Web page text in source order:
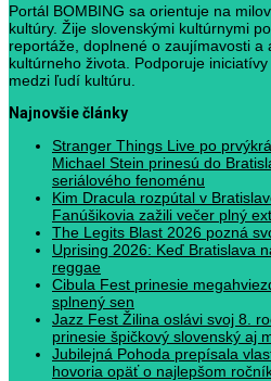
Portál BOMBING sa orientuje na
kultúry. Žije slovenskými kultúrnymi
reportáže, doplnené o zaujímavosti a
kultúrneho života. Podporuje
medzi ľudí kultúru.
Najnovšie články
Stranger Things Live po
Michael Stein prinesú do
seriálového fenoménu
Kim Dracula rozpútal v
Fanúšikovia zažili večer plný
The Legits Blast 2026 pozná
Uprising 2026: Keď Bratislava
reggae
Cibula Fest prinesie
splnený sen
Jazz Fest Žilina oslávi svoj 8.
prinesie špičkový slovenský aj
Jubilejná Pohoda prepísala
hovoria opäť o najlepšom